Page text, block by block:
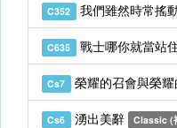
C352 我們雖然時常搖
C635 戰士哪你就當站
Cs7 榮耀的召會與榮耀
Cs6 湧出美辭 Classic (